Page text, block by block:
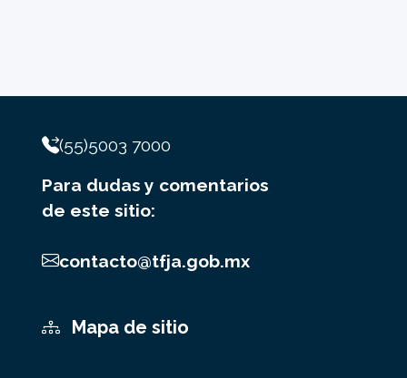
(55)5003 7000
Para dudas y comentarios
de este sitio:
contacto@tfja.gob.mx
Mapa de sitio